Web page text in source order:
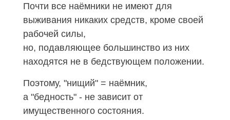
Почти все наёмники не имеют для
выживания никаких средств, кроме своей
рабочей силы,
но, подавляющее большинство из них
находятся не в бедствующем положении.
Поэтому, "нищий" = наёмник,
а "бедность" - не зависит от
имущественного состояния.